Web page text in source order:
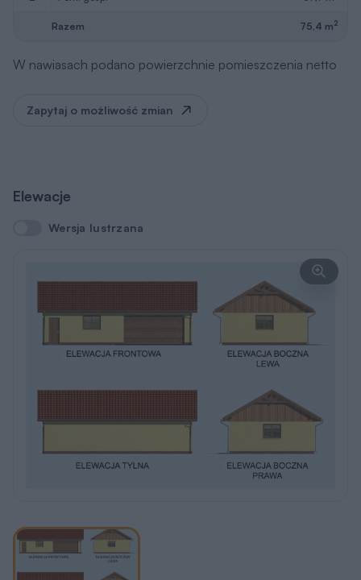
Razem 75,4 m2
W nawiasach podano powierzchnie pomieszczenia netto
Zapytaj o możliwość zmian
Elewacje
Wersja lustrzana
Wersja lustrzana